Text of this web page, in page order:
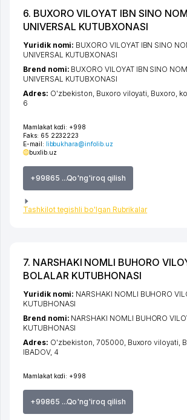
6. BUXORO VILOYAT IBN SINO
UNIVERSAL KUTUBXONASI
Mamlakat kodi: +998
Faks: 65 2232223
E-mail: libbukhara@infolib.uz
buxlib.uz
+99865 ...Qo'ng'iroq qilish
Tashkilot tegishli bo'lgan Rubrikalar
Yuridik nomi: BUXORO VILOYAT IBN SINO
UNIVERSAL KUTUBXONASI
Brend nomi: BUXORO VILOYAT IBN SINO
UNIVERSAL KUTUBXONASI
Adres: O'zbekiston, Buxoro viloyati, Buxoro,
6
7. NARSHAKI NOMLI BUHORO
BOLALAR KUTUBHONASI
Mamlakat kodi: +998
+99865 ...Qo'ng'iroq qilish
Yuridik nomi: NARSHAKI NOMLI BUHORO
KUTUBHONASI
Brend nomi: NARSHAKI NOMLI BUHORO
KUTUBHONASI
Adres: O'zbekiston, 705000, Buxoro viloyati,
IBADOV, 4